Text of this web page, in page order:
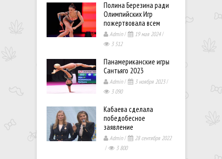
Полина Березина ради
Олимпийских Игр
пожертвовала всем
Admin/ 19 мая 2024/
3 512
Панамериканские игры
Сантьяго 2023
Admin/ 3 ноября 2023/
3 090
Кабаева сделала
победобесное
заявление
Admin/
28 сентября 2022
/
3 800